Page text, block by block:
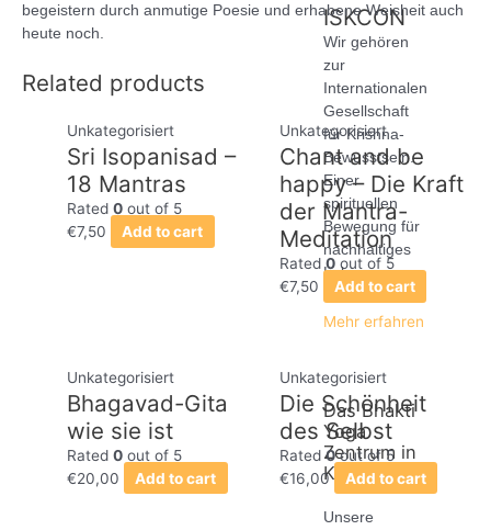
ISKCON
Wir gehören
zur
Internationalen
Gesellschaft
für Krishna-
Bewusstsein.
Einer
spirituellen
Bewegung für
nachhaltiges
Leben.
Mehr erfahren
Das Bhakti
Yoga
Zentrum in
Köln
Unsere
begeistern durch anmutige Poesie und erhabene Weisheit auch
heute noch.
Related products
Unkategorisiert
Sri Isopanisad –
18 Mantras
Rated0 out of 5
€7,50 Add to cart
Unkategorisiert
Chant and be
happy – Die Kraft
der Mantra-
Meditation
Rated0out of 5
€7,50 Add to cart
Unkategorisiert
Bhagavad-Gita
wie sie ist
Rated0 out of 5
€20,00 Add to cart
Unkategorisiert
Die Schönheit
des Selbst
Rated0out of 5
€16,00 Add to cart